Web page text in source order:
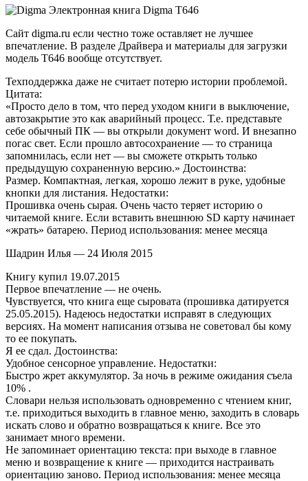
Сайт digma.ru если честно тоже оставляет не лучшее
впечатление. В разделе Драйвера и материалы для загрузки
модель T646 вообще отсутствует.
Техподдержка даже не считает потерю истории проблемой.
Цитата:
«Просто дело в том, что перед уходом книги в выключение,
автозакрытие это как аварийный процесс. Т.е. представьте
себе обычный ПК — вы открыли документ word. И внезапно
погас свет. Если прошло автосохранение — то страница
запомнилась, если нет — вы сможете открыть только
предыдущую сохраненную версию.» Достоинства:
Размер. Компактная, легкая, хорошо лежит в руке, удобные
кнопки для листания. Недостатки:
Прошивка очень сырая. Очень часто теряет историю о
читаемой книге. Если вставить внешнюю SD карту начинает
«жрать» батарею. Период использования: менее месяца
Шадрин Илья — 24 Июля 2015
Книгу купил 19.07.2015
Первое впечатление — не очень.
Чувствуется, что книга еще сыровата (прошивка датируется
25.05.2015). Надеюсь недостатки исправят в следующих
версиях. На момент написания отзыва не советовал бы кому
то ее покупать.
Я ее сдал. Достоинства:
Удобное сенсорное управление. Недостатки:
Быстро жрет аккумулятор. За ночь в режиме ожидания съела
10% .
Словари нельзя использовать одновременно с чтением книг,
т.е. приходиться выходить в главное меню, заходить в словарь
искать слово и обратно возвращаться к книге. Все это
занимает много времени.
Не запоминает ориентацию текста: при выходе в главное
меню и возвращение к книге — приходится настраивать
ориентацию заново. Период использования: менее месяца